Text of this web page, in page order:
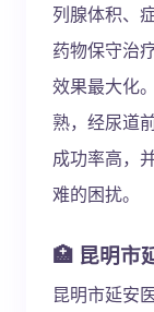
列腺体积、
药物保守治
效果最大化
熟，经尿道
成功率高，
难的困扰。
🏥 昆明市
昆明市延安